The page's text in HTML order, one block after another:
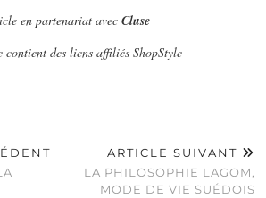
en partenariat avec Cluse
contient des liens affiliés ShopStyle
ARTICLE SUIVANT
LA PHILOSOPHIE LAGOM,
MODE DE VIE SUÉDOIS